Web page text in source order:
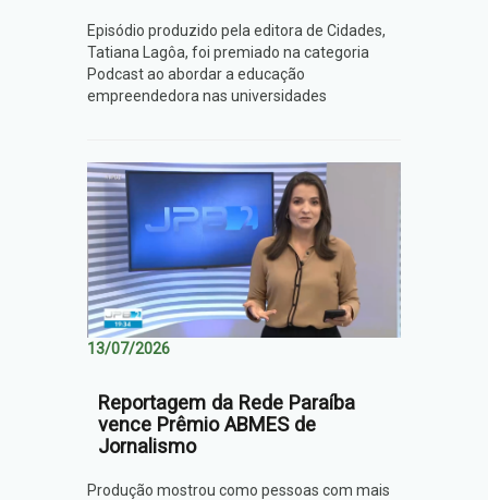
Episódio produzido pela editora de Cidades,
Tatiana Lagôa, foi premiado na categoria
Podcast ao abordar a educação
empreendedora nas universidades
13/07/2026
Reportagem da Rede Paraíba
vence Prêmio ABMES de
Jornalismo
Produção mostrou como pessoas com mais